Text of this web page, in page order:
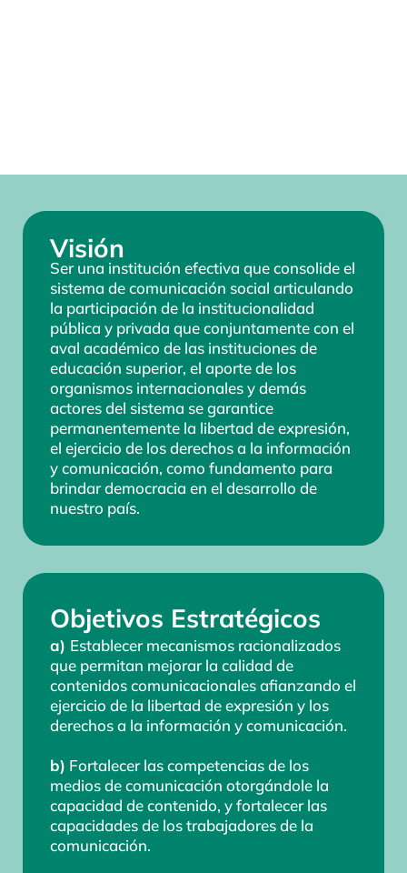
Visión
Ser una institución efectiva que consolide el
sistema de comunicación social articulando
la participación de la institucionalidad
pública y privada que conjuntamente con el
aval académico de las instituciones de
educación superior, el aporte de los
organismos internacionales y demás
actores del sistema se garantice
permanentemente la libertad de expresión,
el ejercicio de los derechos a la información
y comunicación, como fundamento para
brindar democracia en el desarrollo de
nuestro país.
Objetivos Estratégicos
a) Establecer mecanismos racionalizados
que permitan mejorar la calidad de
contenidos comunicacionales afianzando el
ejercicio de la libertad de expresión y los
derechos a la información y comunicación.
b) Fortalecer las competencias de los
medios de comunicación otorgándole la
capacidad de contenido, y fortalecer las
capacidades de los trabajadores de la
comunicación.